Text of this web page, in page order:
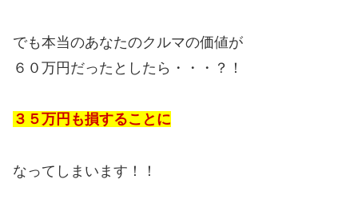
でも本当のあなたのクルマの価値が
６０万円だったとしたら・・・？！
３５万円も損することに
なってしまいます！！